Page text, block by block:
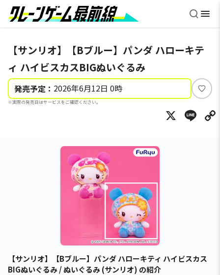
【サンリオ】【Bブルー】パンダ ハローキテ
ィ ハイビスカスBIGぬいぐるみ
発売予定： 2026年6月12日 0時
※実際の発売日はサービスをご確認ください。
い
ね
X
【サンリオ】【Bブルー】パンダ ハローキティ ハイビスカス
BIGぬいぐるみ / ぬいぐるみ (サンリオ) の紹介